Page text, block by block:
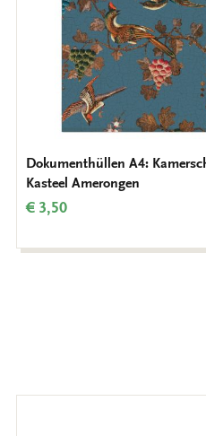
Dokumenthüllen A4:
Kasteel Amerongen
€ 3,50